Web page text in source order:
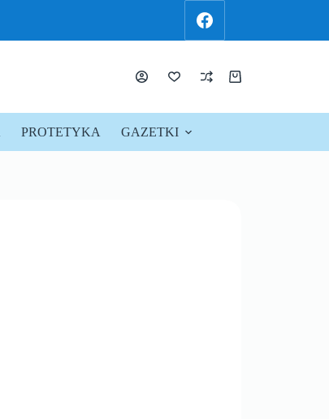
PROTETYKA GAZETKI